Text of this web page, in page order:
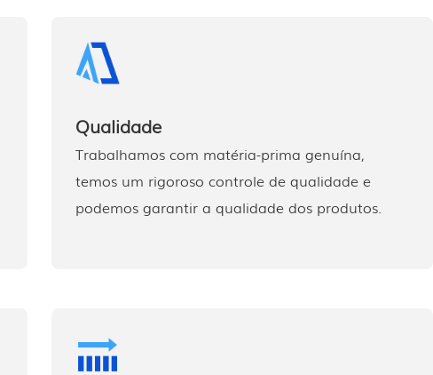
Qualidade
Trabalhamos com matéria-prima genuína,
temos um rigoroso controle de qualidade e
podemos garantir a qualidade dos produtos.